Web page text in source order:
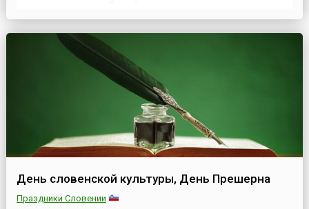
фонари. Обычно в центре города развешивали
множество фонарей самых разнообразных форм и
размеров, похожих на различных животных, на цветы и
фрукты. В деревнях у...
День словенской культуры, День Прешерна
Праздники Словении